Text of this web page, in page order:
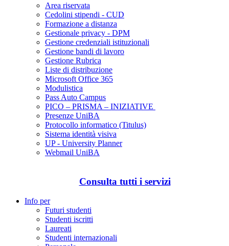
Area riservata
Cedolini stipendi - CUD
Formazione a distanza
Gestionale privacy - DPM
Gestione credenziali istituzionali
Gestione bandi di lavoro
Gestione Rubrica
Liste di distribuzione
Microsoft Office 365
Modulistica
Pass Auto Campus
PICO – PRISMA – INIZIATIVE
Presenze UniBA
Protocollo informatico (Titulus)
Sistema identità visiva
UP - University Planner
Webmail UniBA
Consulta tutti i servizi
Info per
Futuri studenti
Studenti iscritti
Laureati
Studenti internazionali